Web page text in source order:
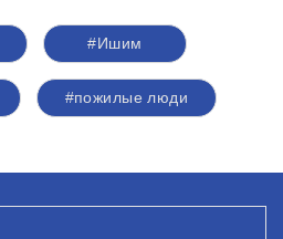
#Ишим
#пожилые люди